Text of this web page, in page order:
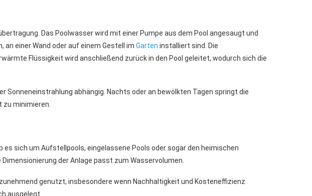
Das Poolwasser wird mit einer Pumpe aus dem Pool angesaugt und
einer Wand oder auf einem Gestell im Garten installiert sind. Die
Flüssigkeit wird anschließend zurück in den Pool geleitet, wodurch sich die
Sonneneinstrahlung abhängig. Nachts oder an bewölkten Tagen springt die
minimieren.
sich um Aufstellpools, eingelassene Pools oder sogar den heimischen
der Anlage passt zum Wasservolumen.
genutzt, insbesondere wenn Nachhaltigkeit und Kosteneffizienz
ausgelegt.